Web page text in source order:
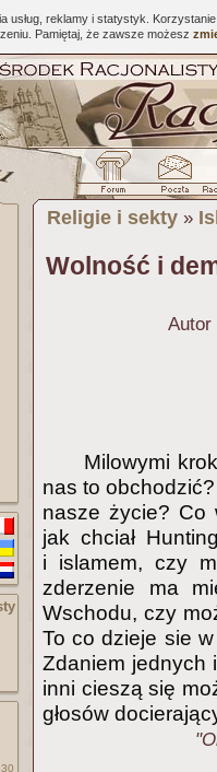
usług, reklamy i statystyk.
Pamiętaj, że zawsze możesz
Religie i sekty »
Wolność i
Milowymi
nas to
nasze życie? Co
jak chciał
i islamem, czy
zderzenie ma
Wschodu, czy
To co dzieje sie
Zdaniem jednych
inni cieszą się
głosów